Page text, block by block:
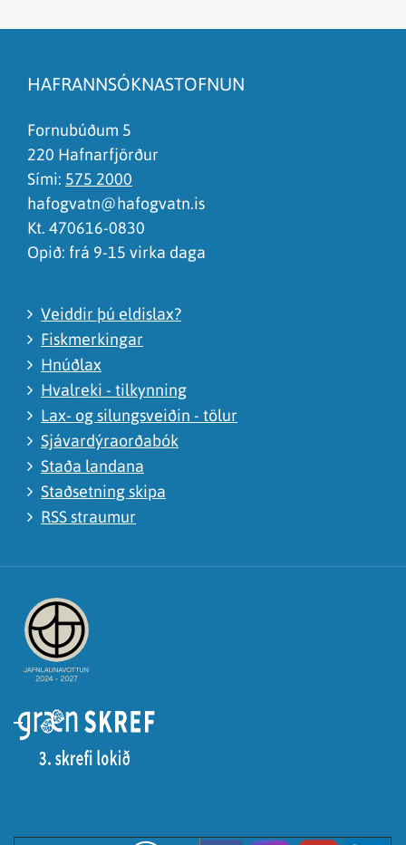
Það er of mikið efni á síðunni
Ég skil ekki efnið, finnst það of flókið
HAFRANNSÓKNASTOFNUN
Fornubúðum 5
220 Hafnarfjörður
Sími: 575 2000
hafogvatn@hafogvatn.is
Kt. 470616-0830
Opið: frá 9-15 virka daga
Veiddir þú eldislax?
Fiskmerkingar
Hnúðlax
Hvalreki - tilkynning
Lax- og silungsveiðin - tölur
Sjávardýraorðabók
Staða landana
Staðsetning skipa
RSS straumur